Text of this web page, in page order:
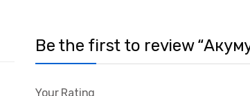
Be the first to review
Your Rating